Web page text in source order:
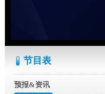
节目表
预报&资讯